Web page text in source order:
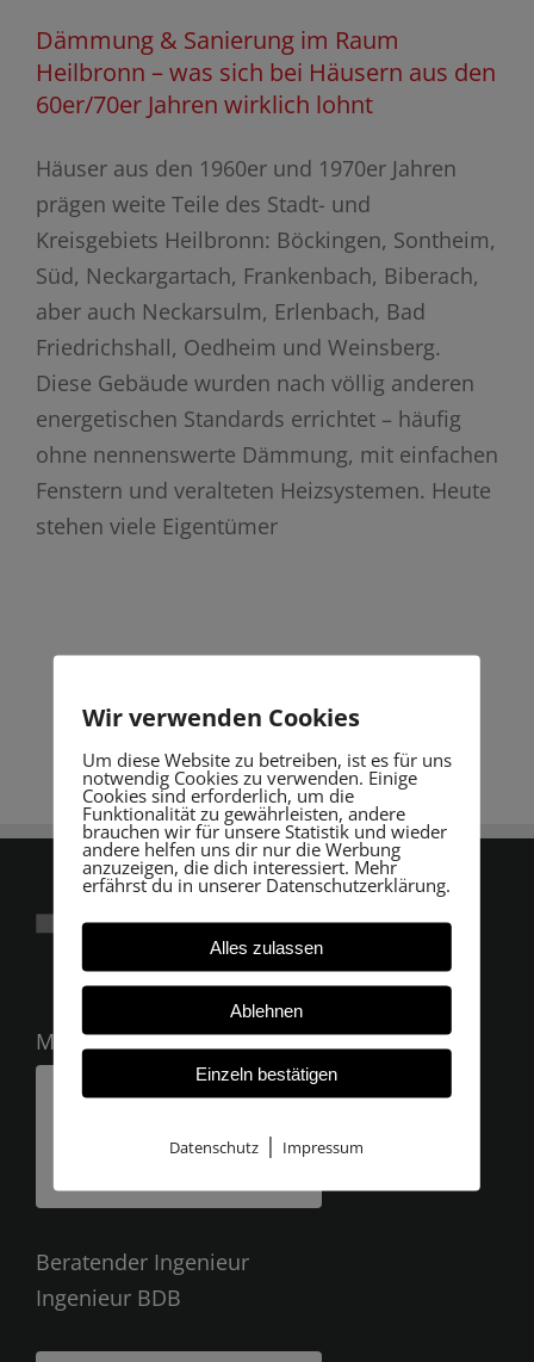
Dämmung & Sanierung im Raum
Heilbronn – was sich bei Häusern aus den
60er/70er Jahren wirklich lohnt
Häuser aus den 1960er und 1970er Jahren
prägen weite Teile des Stadt- und
Kreisgebiets Heilbronn: Böckingen, Sontheim,
Süd, Neckargartach, Frankenbach, Biberach,
aber auch Neckarsulm, Erlenbach, Bad
Friedrichshall, Oedheim und Weinsberg.
Diese Gebäude wurden nach völlig anderen
energetischen Standards errichtet – häufig
ohne nennenswerte Dämmung, mit einfachen
Fenstern und veralteten Heizsystemen. Heute
stehen viele Eigentümer
Mitglied der
Beratender Ingenieur
Ingenieur BDB
Wir verwenden Cookies
Um diese Website zu betreiben, ist es für uns
notwendig Cookies zu verwenden. Einige
Cookies sind erforderlich, um die
Funktionalität zu gewährleisten, andere
brauchen wir für unsere Statistik und wieder
andere helfen uns dir nur die Werbung
anzuzeigen, die dich interessiert. Mehr
erfährst du in unserer Datenschutzerklärung.
Alles zulassen
Ablehnen
Einzeln bestätigen
Datenschutz | Impressum